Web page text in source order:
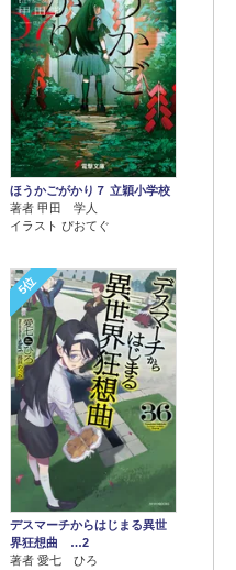
ほうかごがかり７ 立穎小学校
著者 甲田 学人
イラスト ぴおてぐ
5位
デスマーチからはじまる異世
界狂想曲 …2
著者 愛七 ひろ